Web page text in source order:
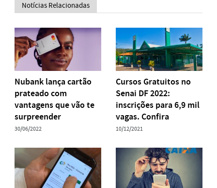
Notícias Relacionadas
Nubank lança cartão
prateado com
vantagens que vão te
surpreender
30/06/2022
Cursos Gratuitos no
Senai DF 2022:
inscrições para 6,9 mil
vagas. Confira
10/12/2021